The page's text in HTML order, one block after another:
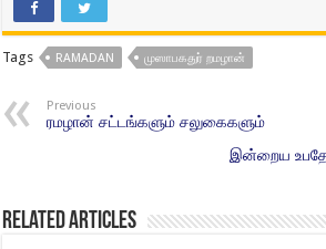
Tags RAMADAN முஸாபகதுர் றமழான்
Previous
ரமழான் சட்டங்களும் சலுகைகளும்
இன்றைய
Related Articles